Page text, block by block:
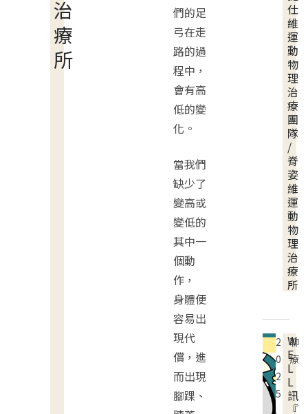
治
療
所
們的足
弓在走
路的過
程中，
會有高
低的變
化。
當我們
缺少了
變高或
變低的
其中一
個動
作，
身體便
容易出
現代
償，進
而出現
腳踝、
仕
維
運
動
物
理
治
療
團
隊
/
脊
姿
維
運
動
物
理
治
療
所
2
0
2
5
.
聊
療
W
E
L
L
訊
『